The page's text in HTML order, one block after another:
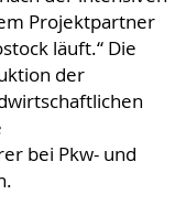
Projektpartner
läuft.“ Die
der
bei Pkw- und